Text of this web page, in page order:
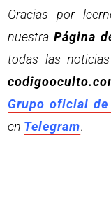
Gracias por
nuestra Página
todas las
Grupo oficial de
en Telegram.